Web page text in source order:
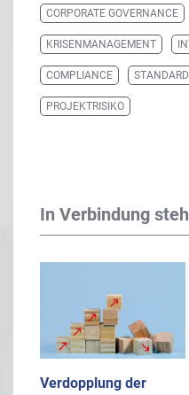
CORPORATE GOVERNANCE
KRISENMANAGEMENT
COMPLIANCE
PROJEKTRISIKO
In Verbindung
Verdopplung der